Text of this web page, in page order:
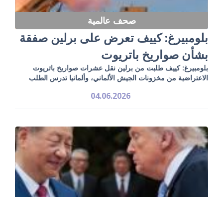
صحف عالمية
بلومبيرغ: كييف تعرض على برلين صفقة
بشأن صواريخ باتريوت
بلومبيرغ: كييف طلبت من برلين نقل عشرات صواريخ باتريوت
الاعتراضية من مخزونات الجيش الألماني، وألمانيا تدرس الطلب
04.06.2026